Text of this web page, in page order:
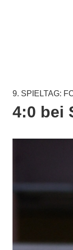
9. SPIELTAG:
4:0 bei